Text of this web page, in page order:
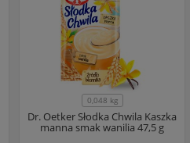
0,048 kg
Dr. Oetker Słodka Chwila Kaszka
manna smak wanilia 47,5 g